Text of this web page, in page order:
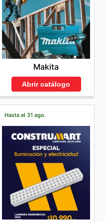
Makita
Abrir catálogo
Hasta el 31 ago.